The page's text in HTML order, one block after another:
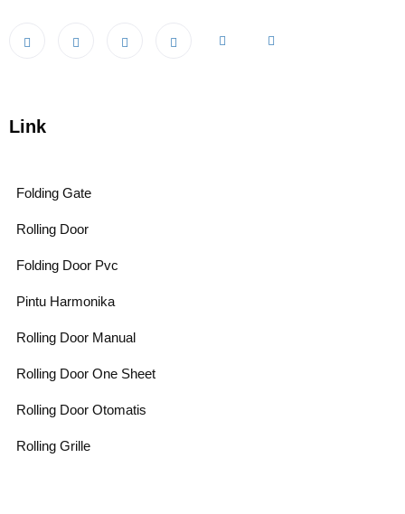
Link
Folding Gate
Rolling Door
Folding Door Pvc
Pintu Harmonika
Rolling Door Manual
Rolling Door One Sheet
Rolling Door Otomatis
Rolling Grille